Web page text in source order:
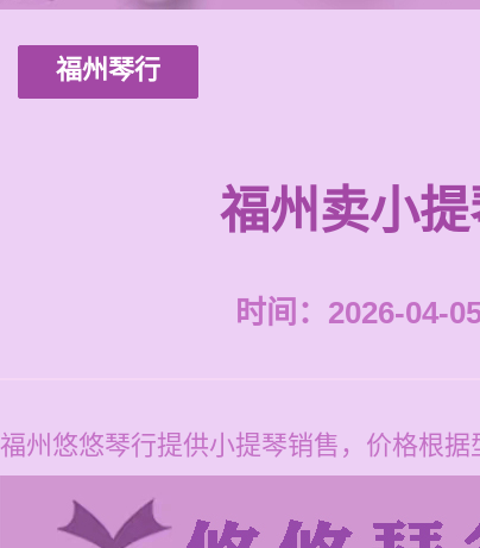
福州琴行
福州卖小
时间：2026-04-
福州悠悠琴行提供小提琴销售，价格根据